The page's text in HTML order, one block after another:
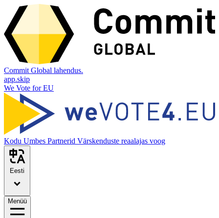
Commit Global lahendus.
app.skip
We Vote for EU
Kodu Umbes Partnerid Värskenduste reaalajas voog
Eesti
Menüü